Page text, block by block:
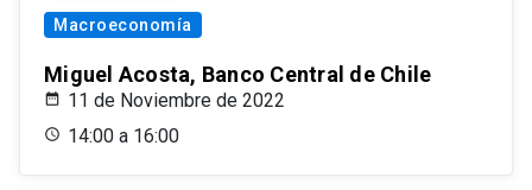
Macroeconomía
Miguel Acosta, Banco Central de Chile
11 de Noviembre de 2022
14:00 a 16:00